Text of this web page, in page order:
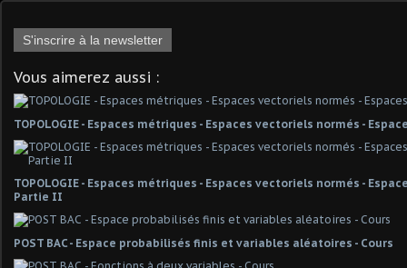
S'inscrire à la newsletter
Vous aimerez aussi :
TOPOLOGIE - Espaces métriques - Espaces vectoriels normés -
TOPOLOGIE - Espaces métriques - Espaces vectoriels normés -
Partie II
POST BAC - Espace probabilisés finis et variables aléatoires - Cours